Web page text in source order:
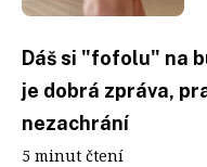
Dáš si "fofolu" na
je dobrá zpráva,
nezachrání
5 minut čtení